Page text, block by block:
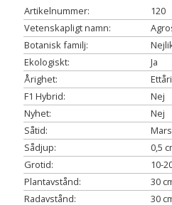
Artikelnummer:
120
Vetenskapligt namn:
Botanisk familj:
Ekologiskt:
Ja
Årighet:
F1 Hybrid:
Nej
Nyhet:
Nej
Såtid:
Sådjup:
0,5
Grotid:
10-
Plantavstånd:
30
Radavstånd:
30